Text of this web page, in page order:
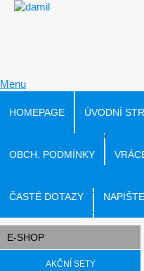
Menu
HOMEPAGE ÚVODNÍ
OBCH. PODMÍNKY
ČASTÉ DOTAZY
Registrace
E-SHOP
AKČNÍ SETY